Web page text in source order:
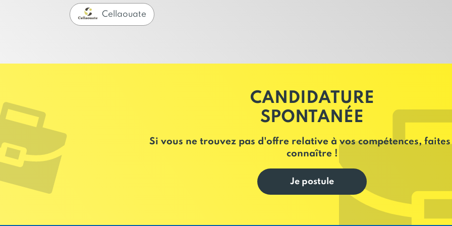
Cellaouate
CANDIDATURE
SPONTANÉE
Si vous ne trouvez pas d'offre relative à vos compétences, faites
connaître !
Je postule